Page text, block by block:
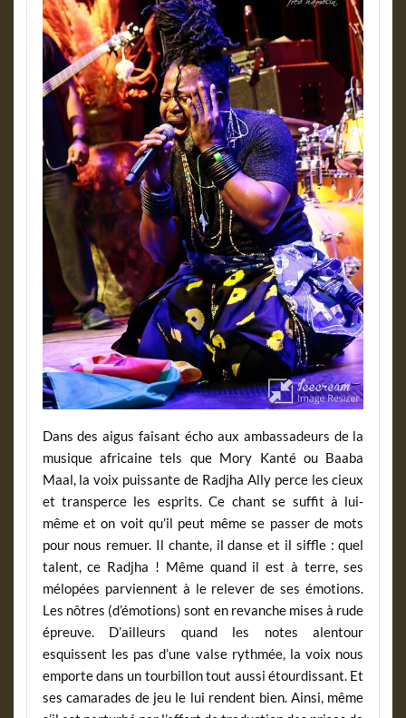
Dans des aigus faisant écho aux ambassadeurs de la
musique africaine tels que Mory Kanté ou Baaba
Maal, la voix puissante de Radjha Ally perce les cieux
et transperce les esprits. Ce chant se suffit à lui-
même et on voit qu’il peut même se passer de mots
pour nous remuer. Il chante, il danse et il siffle : quel
talent, ce Radjha ! Même quand il est à terre, ses
mélopées parviennent à le relever de ses émotions.
Les nôtres (d’émotions) sont en revanche mises à rude
épreuve. D’ailleurs quand les notes alentour
esquissent les pas d’une valse rythmée, la voix nous
emporte dans un tourbillon tout aussi étourdissant. Et
ses camarades de jeu le lui rendent bien. Ainsi, même